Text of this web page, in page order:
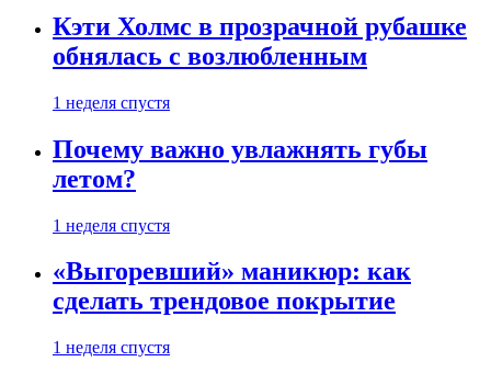
Кэти Холмс в прозрачной рубашке
обнялась с возлюбленным
1 неделя спустя
Почему важно увлажнять губы
летом?
1 неделя спустя
«Выгоревший» маникюр: как
сделать трендовое покрытие
1 неделя спустя